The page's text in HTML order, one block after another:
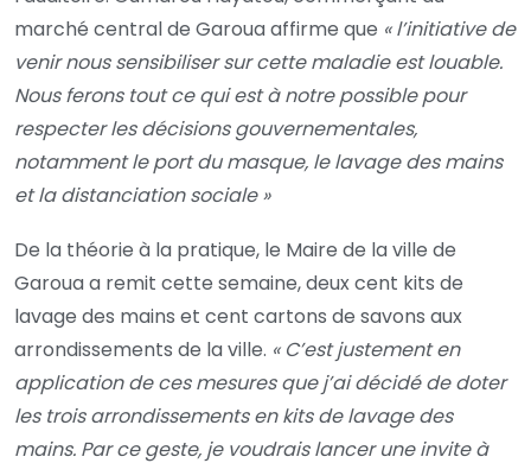
marché central de Garoua affirme que « l’initiative de
venir nous sensibiliser sur cette maladie est louable.
Nous ferons tout ce qui est à notre possible pour
respecter les décisions gouvernementales,
notamment le port du masque, le lavage des mains
et la distanciation sociale »
De la théorie à la pratique, le Maire de la ville de
Garoua a remit cette semaine, deux cent kits de
lavage des mains et cent cartons de savons aux
arrondissements de la ville. « C’est justement en
application de ces mesures que j’ai décidé de doter
les trois arrondissements en kits de lavage des
mains. Par ce geste, je voudrais lancer une invite à